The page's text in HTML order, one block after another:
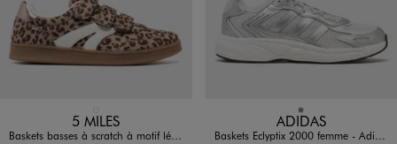
Disponible en 1 coloris
5 MILES
Baskets basses à scratch à motif léopard femme - 5 Miles
Disponible en 1 coloris
GRIS
ADIDAS
Baskets Eclyptix 2000 femme - Adidas